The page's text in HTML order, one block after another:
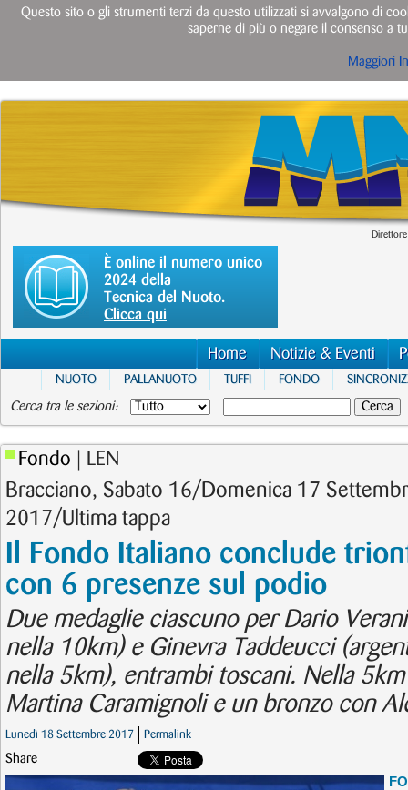
È online il numero unico
2024 della
Tecnica del Nuoto.
Clicca qui
Home Notizie & Eventi
NUOTO PALLANUOTO TUFFI FONDO
Cerca tra le sezioni:
Fondo | LEN
Bracciano, Sabato 16/Domenica 17
2017/Ultima tappa
Il Fondo Italiano conclude
con 6 presenze sul podio
Due medaglie ciascuno per Dario
nella 10km) e Ginevra Taddeucci
nella 5km), entrambi toscani. Nella
Martina Caramignoli e un bronzo con
Lunedì 18 Settembre 2017 Permalink
Share
Questo sito o gli strumenti terzi da questo utilizzati si avvalgono di
saperne di più o negare il consenso a
Maggiori